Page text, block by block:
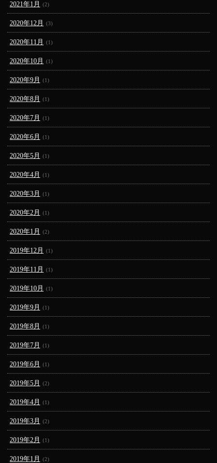
2021年1月 (2)
2020年12月 (3)
2020年11月 (1)
2020年10月 (1)
2020年9月 (1)
2020年8月 (1)
2020年7月 (1)
2020年6月 (1)
2020年5月 (1)
2020年4月 (1)
2020年3月 (1)
2020年2月 (1)
2020年1月 (2)
2019年12月 (1)
2019年11月 (1)
2019年10月 (1)
2019年9月 (1)
2019年8月 (1)
2019年7月 (1)
2019年6月 (1)
2019年5月 (2)
2019年4月 (1)
2019年3月 (2)
2019年2月 (1)
2019年1月 (2)